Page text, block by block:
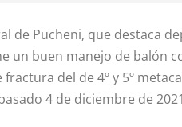
de Pucheni, que destaca
un buen manejo de balón
fractura del de 4º y 5º
4 de diciembre de